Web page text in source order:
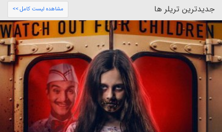
جدیدترین تریلر ها مشاهده لیست کامل >>